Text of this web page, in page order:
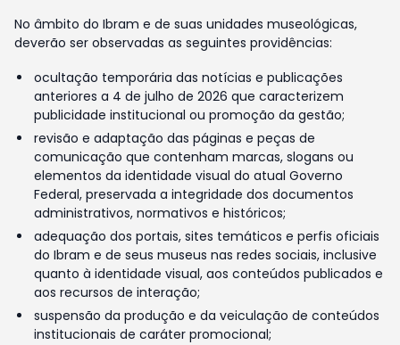
No âmbito do Ibram e de suas unidades museológicas,
deverão ser observadas as seguintes providências:
ocultação temporária das notícias e publicações
anteriores a 4 de julho de 2026 que caracterizem
publicidade institucional ou promoção da gestão;
revisão e adaptação das páginas e peças de
comunicação que contenham marcas, slogans ou
elementos da identidade visual do atual Governo
Federal, preservada a integridade dos documentos
administrativos, normativos e históricos;
adequação dos portais, sites temáticos e perfis oficiais
do Ibram e de seus museus nas redes sociais, inclusive
quanto à identidade visual, aos conteúdos publicados e
aos recursos de interação;
suspensão da produção e da veiculação de conteúdos
institucionais de caráter promocional;